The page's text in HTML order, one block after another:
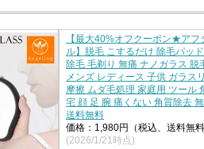
【最大40%オフクーポン★アフ
ル】脱毛 こするだけ 除毛パッ
除毛 毛剃り 無痛 ナノガラス 脱
メンズ レディース 子供 ガラス
摩擦 ムダ毛処理 家庭用 ツール
宅 顔 足 腕 痛くない 角質除去
送料無料
価格：1,980円（税込、送料無
(2026/1/21時点)